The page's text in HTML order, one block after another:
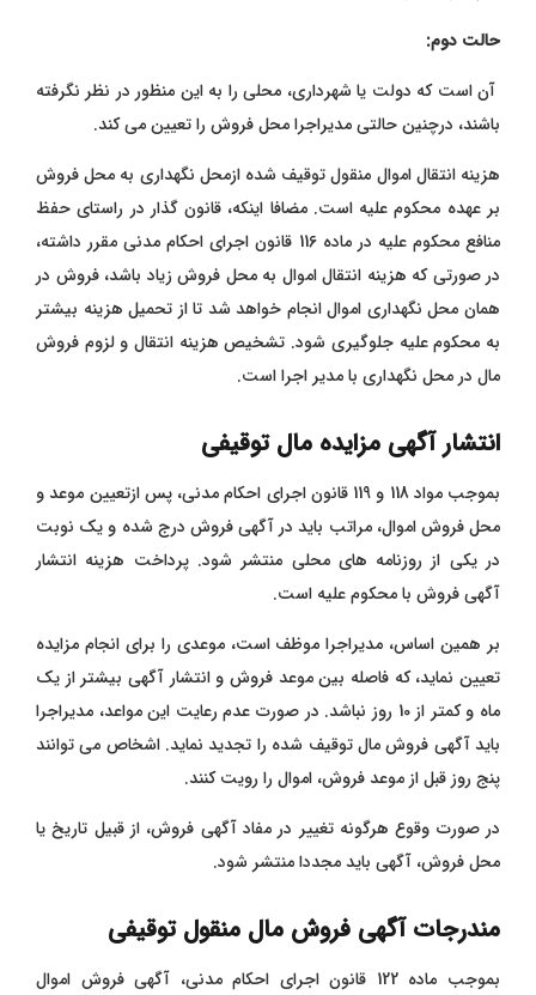
حالت دوم:
آن است که دولت یا شهرداری، محلی را به این منظور در نظر نگرفته
باشند، درچنین حالتی مدیراجرا محل فروش را تعیین می کند.
هزینه انتقال اموال منقول توقیف شده ازمحل نگهداری به محل فروش
بر عهده محکوم علیه است. مضافا اینکه، قانون گذار در راستای حفظ
منافع محکوم علیه در ماده 116 قانون اجرای احکام مدنی مقرر داشته،
در صورتی که هزینه انتقال اموال به محل فروش زیاد باشد، فروش در
همان محل نگهداری اموال انجام خواهد شد تا از تحمیل هزینه بیشتر
به محکوم علیه جلوگیری شود. تشخیص هزینه انتقال و لزوم فروش
مال در محل نگهداری با مدیر اجرا است.
انتشار آگهی مزایده مال توقیفی
بموجب مواد 118 و 119 قانون اجرای احکام مدنی، پس ازتعیین موعد و
محل فروش اموال، مراتب باید در آگهی فروش درج شده و یک نوبت
در یکی از روزنامه های محلی منتشر شود. پرداخت هزینه انتشار
آگهی فروش با محکوم علیه است.
بر همین اساس، مدیراجرا موظف است، موعدی را برای انجام مزایده
تعیین نماید، که فاصله بین موعد فروش و انتشار آگهی بیشتر از یک
ماه و کمتر از 10 روز نباشد. در صورت عدم رعایت این مواعد، مدیراجرا
باید آگهی فروش مال توقیف شده را تجدید نماید. اشخاص می توانند
پنج روز قبل از موعد فروش، اموال را رویت کنند.
در صورت وقوع هرگونه تغییر در مفاد آگهی فروش، از قبیل تاریخ یا
محل فروش، آگهی باید مجددا منتشر شود.
مندرجات آگهی فروش مال منقول توقیفی
بموجب ماده 122 قانون اجرای احکام مدنی، آگهی فروش اموال